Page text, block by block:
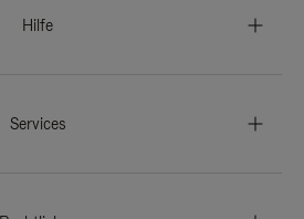
Hilfe
Services